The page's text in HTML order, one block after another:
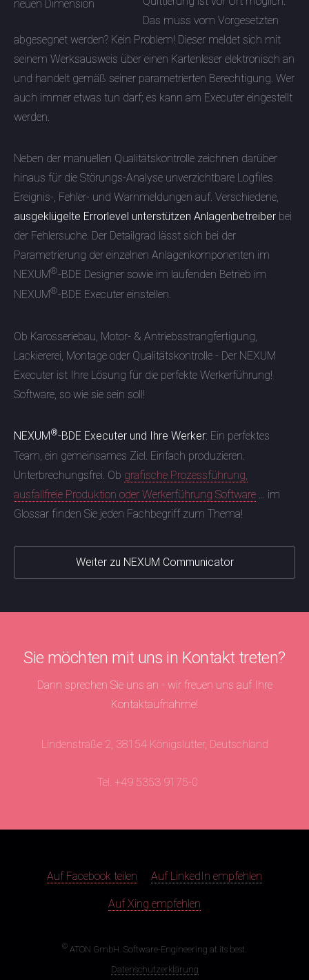
Das muss vom Vorgesetzten
abgesegnet werden? Kein Problem! Dieser meldet sich mit
seinem Werksausweis über einen Kartenleser elektronisch an
und handelt gemäß seiner parametrierten Berechtigung. Wer
auch immer etwas tun darf; es kann am Executer eingestellt
werden.
Neben der manuellen Qualitätskontrolle zeichnen darüber
hinaus für die Störungs-Analyse unverzichtbare Logfiles
Ereignis-, Fehler- und Warnmeldungen auf. Verschiedene,
ausgeklügelte Errorlevel unterstützen Anlagenbetreiber bei
der Fehlersuche. Der Detailgrad lässt sich bei der
Parametrierung der einzelnen Anlagenkomponenten im
NEXUM®-BDE Designer sowie im laufenden Betrieb im
NEXUM®-BDE Executer einstellen.
Ob Karosseriebau, Motor- & Antriebsstrangfertigung,
Lackiererei, Montage oder Qualitätskontrolle - Der NEXUM
Executer ist Ihre Lösung für die perfekte Werkerführung!
Software, so wie sie sein soll!
NEXUM ®-BDE Executer und Ihre Werker: Ein perfektes
Team, ein gemeinsames Ziel. Einfach produzieren.
Unterbrechungsfrei. Ob grafische Prozessführung,
ausfallfreie Produktion oder Werkerführung Software ... im
Glossar finden Sie jeden Fachbegriff zum Thema!
Weiter zu NEXUM Communicator
Sie möchten mit uns in Kontakt treten?
Dann sprechen Sie uns an - wir freuen uns auf Ihre
Kontaktaufnahme!
Lindenstraße 2, 38154 Königslutter, Deutschland
Tel. +49 5353 9175-0
Auf Facebook teilen Auf LinkedIn empfehlen
Auf Xing empfehlen
© ATON GmbH. Software-Engineering at its best.
Datenschutzerklärung